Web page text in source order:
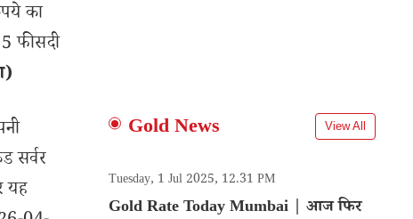
का
फीसदी
सर्वर
यह
Gold News View All
Tuesday, 1 Jul 2025, 12.31 PM
Gold Rate Today Mumbai | आज फिर